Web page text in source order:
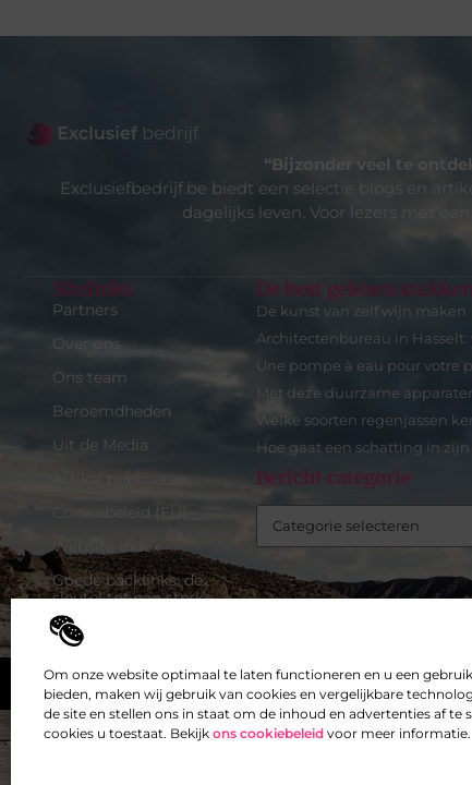
Om onze website optimaal te laten functioneren en u een
bieden, maken wij gebruik van cookies en vergelijkbare
de site en stellen ons in staat om de inhoud en advertenties af
cookies u toestaat. Bekijk ons cookiebeleid voor meer informatie.
Top
“Bijzonder veel te
Exclusiefbedrijf.be biedt een selectie blogs en
dagelijks leven. Voor lezers met
Sitelinks
Partners
Over ons
Ons team
Beroemdheden
Uit de Media
Artikel publiceren
Cookiebeleid (EU)
Website index
Goede backlinks: de
sleutel tot een sterke
online autoriteit
Inkomsten genereren met
mijn website: zo maak je
van je site een
verdienmachine
De best gelezen
De kunst van zelf wijn maken
Architectenbureau in Hasselt:
Une pompe à eau pour votre
Met deze duurzame
Welke soorten regenjassen
Hoe gaat een schatting in
Bericht categorie